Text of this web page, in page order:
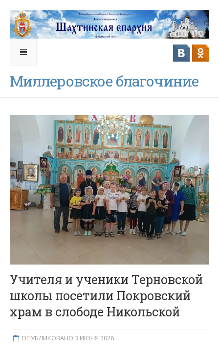
Миллеровское благочиние
Учителя и ученики Терновской
школы посетили Покровский
храм в слободе Никольской
ОПУБЛИКОВАНО 3 ИЮНЯ 2026